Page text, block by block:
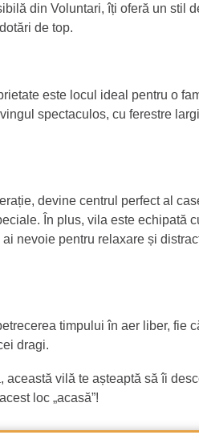
din Voluntari, îți oferă un stil
de top.
este locul ideal pentru o
spectaculos, cu ferestre
devine centrul perfect al
În plus, vila este echipată
nevoie pentru relaxare și
timpului în aer liber, fie
dragi.
vilă te așteaptă să îi
loc „acasă”!